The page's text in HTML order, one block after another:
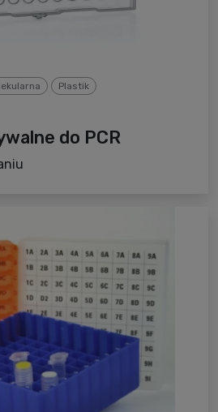
Plastik
do PCR